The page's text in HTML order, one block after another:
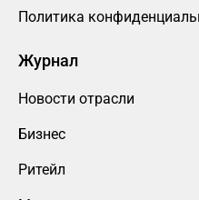
Политика
Журнал
Новости отрасли
Бизнес
Ритейл